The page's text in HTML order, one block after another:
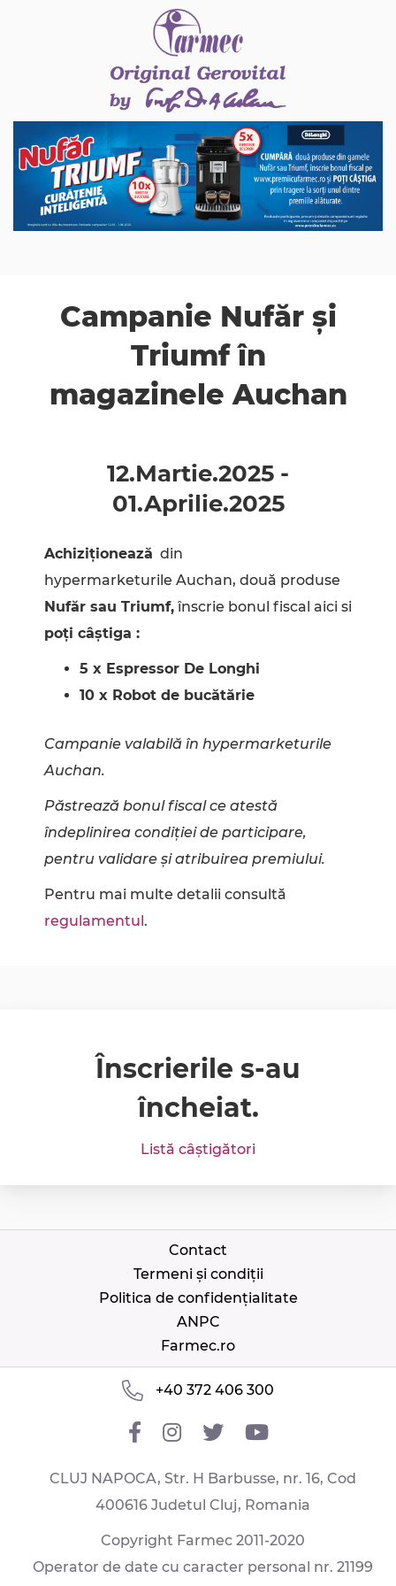
Campanie Nufăr și
Triumf în
magazinele Auchan
12.Martie.2025 -
01.Aprilie.2025
Achiziționează din
hypermarketurile Auchan, două produse
Nufăr sau Triumf, înscrie bonul fiscal aici si
poți câștiga :
5 x Espressor De Longhi
10 x Robot de bucătărie
Campanie valabilă în hypermarketurile
Auchan.
Păstrează bonul fiscal ce atestă
îndeplinirea condiției de participare,
pentru validare și atribuirea premiului.
Pentru mai multe detalii consultă
regulamentul.
Înscrierile s-au
încheiat.
Listă câștigători
Contact
Termeni și condiții
Politica de confidențialitate
ANPC
Farmec.ro
+40 372 406 300
CLUJ NAPOCA, Str. H Barbusse, nr. 16, Cod
400616 Judetul Cluj, Romania
Copyright Farmec 2011-2020
Operator de date cu caracter personal nr. 21199